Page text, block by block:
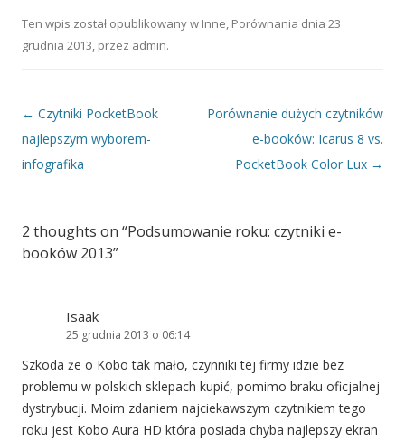
Ten wpis został opublikowany w Inne, Porównania dnia 23
grudnia 2013, przez admin.
Nawigacja wpisu
← Czytniki PocketBook
najlepszym wyborem-
infografika
Porównanie dużych czytników
e-booków: Icarus 8 vs.
PocketBook Color Lux →
2 thoughts on “Podsumowanie roku: czytniki e-
booków 2013”
Isaak
25 grudnia 2013 o 06:14
Szkoda że o Kobo tak mało, czynniki tej firmy idzie bez
problemu w polskich sklepach kupić, pomimo braku oficjalnej
dystrybucji. Moim zdaniem najciekawszym czytnikiem tego
roku jest Kobo Aura HD która posiada chyba najlepszy ekran